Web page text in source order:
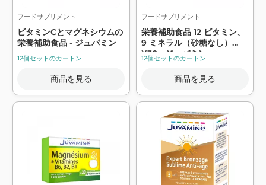
フードサプリメント
ビタミンCとマグネシウムの
栄養補助食品 - ジュバミン
12個セットのカートン
商品を見る
フードサプリメント
栄養補助食品 12 ビタミン、
9 ミネラル（砂糖なし）
X30 - ジュバミン
12個セットのカートン
商品を見る